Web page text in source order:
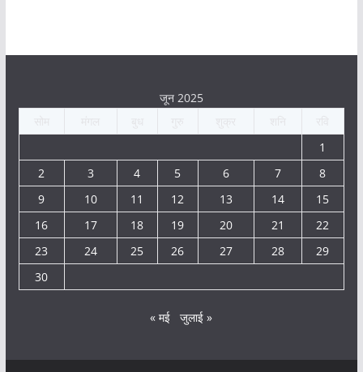
जून 2025
1
2
3 4 5 6 7
8
9
10 11 12 13 14
15
16
17 18 19 20 21
22
23
24 25 26 27 28
29
30
« मई जुलाई »